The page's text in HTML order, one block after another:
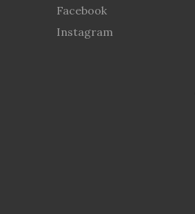
Facebook
Instagram